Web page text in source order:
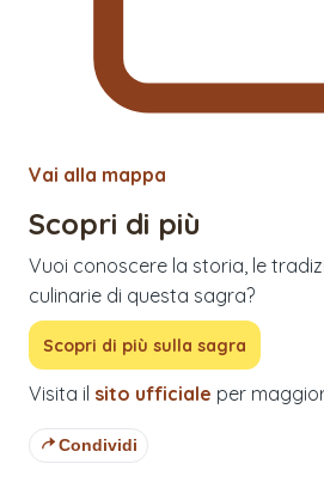
Vai alla mappa
Scopri di più
Vuoi conoscere la storia, le
culinarie di questa sagra?
Scopri di più sulla sagra
Visita il sito ufficiale per
Condividi